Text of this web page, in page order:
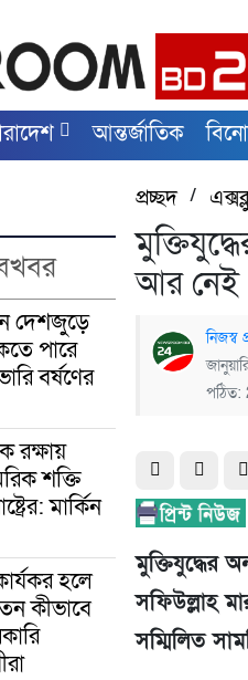
আন্তর্জাতিক
দেশজুড়ে
পারে
বর্ষণের
রক্ষায়
শক্তি
মার্কিন
হলে
কীভাবে
প্রচ্ছদ/
আর নেই
নিজস্ব
পঠিত:
মুক্তিযুদ্ধের
সফিউল্লাহ
সম্মিলিত